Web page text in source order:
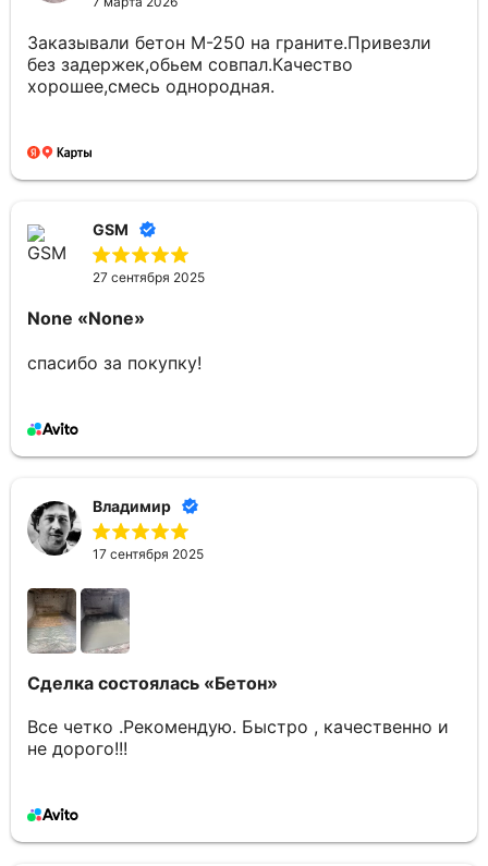
Заказывали бетон М-250 на граните.Привезли
без задержек,обьем совпал.Качество
хорошее,смесь однородная.
GSM
27 сентября 2025
None «None»
спасибо за покупку!
Владимир
17 сентября 2025
Сделка состоялась «Бетон»
Все четко .Рекомендую. Быстро , качественно и
не дорого!!!